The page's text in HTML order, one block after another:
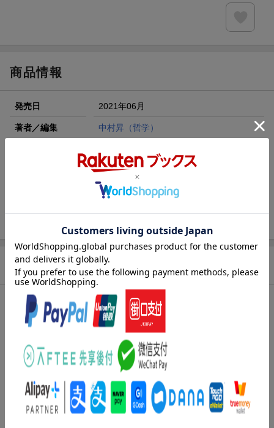
商品情報
発売日 2021年06月
著者／編集 中村昇（哲学）
単行本
334p
ISBN 9784866240428
商品説明
内容紹介（「BOOK」データベースより）
私的言語とは何か…ウィトゲンシュタインが、その考えを改め、
哲学に復帰してからの思索の結晶である。後期ウィトゲンシュタ
インの代表作『哲学探究』をわかりやすく読み解く第二弾。
目次（「BOOK」データベースより）
第１章 理解すると読む（意思疎通の可能性（第１４３節）／理